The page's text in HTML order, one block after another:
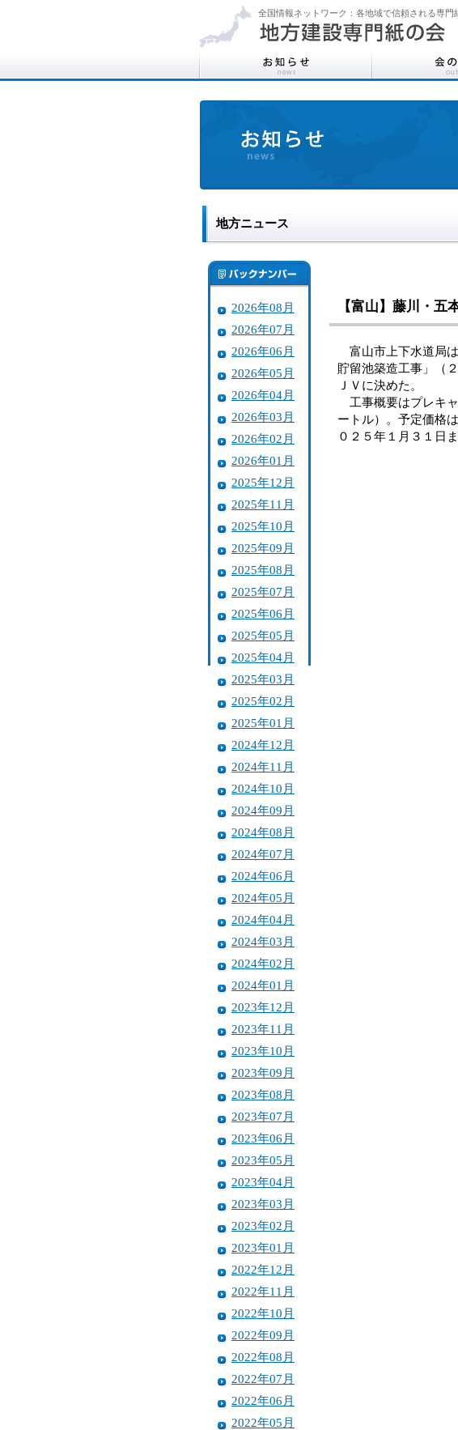
全国情報ネットワーク：各地域で信頼される専門
地方ニュース
2026年08月
2026年07月
2026年06月
2026年05月
2026年04月
2026年03月
2026年02月
2026年01月
2025年12月
2025年11月
2025年10月
2025年09月
2025年08月
2025年07月
2025年06月
2025年05月
2025年04月
2025年03月
2025年02月
2025年01月
2024年12月
2024年11月
2024年10月
2024年09月
2024年08月
2024年07月
2024年06月
2024年05月
2024年04月
2024年03月
2024年02月
2024年01月
2023年12月
2023年11月
2023年10月
2023年09月
2023年08月
2023年07月
2023年06月
2023年05月
2023年04月
2023年03月
2023年02月
2023年01月
2022年12月
2022年11月
2022年10月
2022年09月
2022年08月
2022年07月
2022年06月
2022年05月
【富山】藤川・
富山市上下水道局
貯留池築造工事」（
ＪＶに決めた。
工事概要はプレキ
ートル）。予定価格
０２５年１月３１日